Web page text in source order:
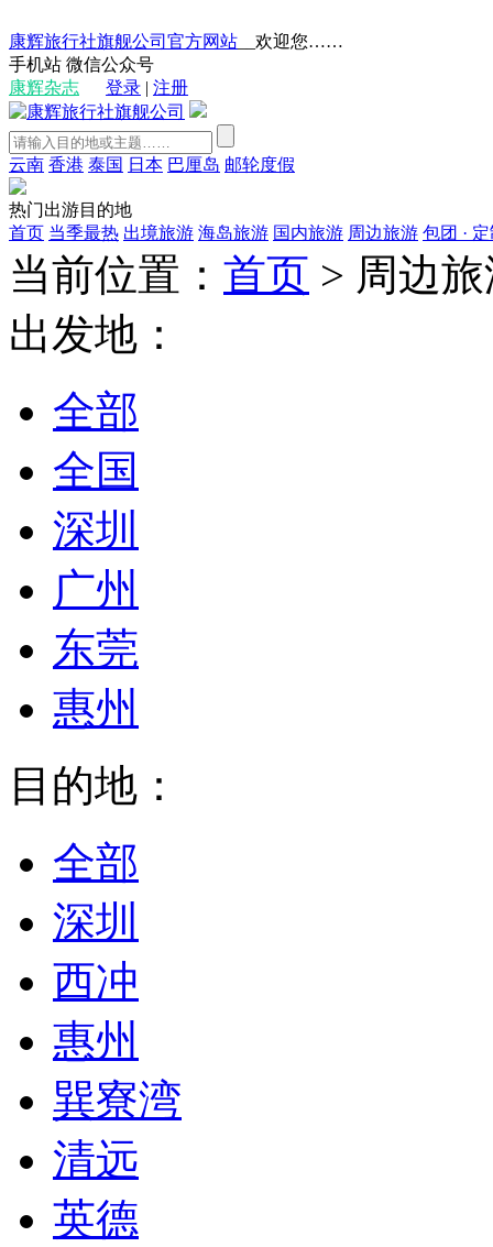
康辉旅行社旗舰公司官方网站 __欢迎您……
手机站 微信公众号
康辉杂志
登录 | 注册
云南 香港 泰国 日本 巴厘岛 邮轮度假
热门出游目的地
首页 当季最热 出境旅游 海岛旅游 国内旅游 周边旅游 包团 ·
当前位置： 首页 > 周边
出发地：
全部
全国
深圳
广州
东莞
惠州
目的地：
全部
深圳
西冲
惠州
巽寮湾
清远
英德